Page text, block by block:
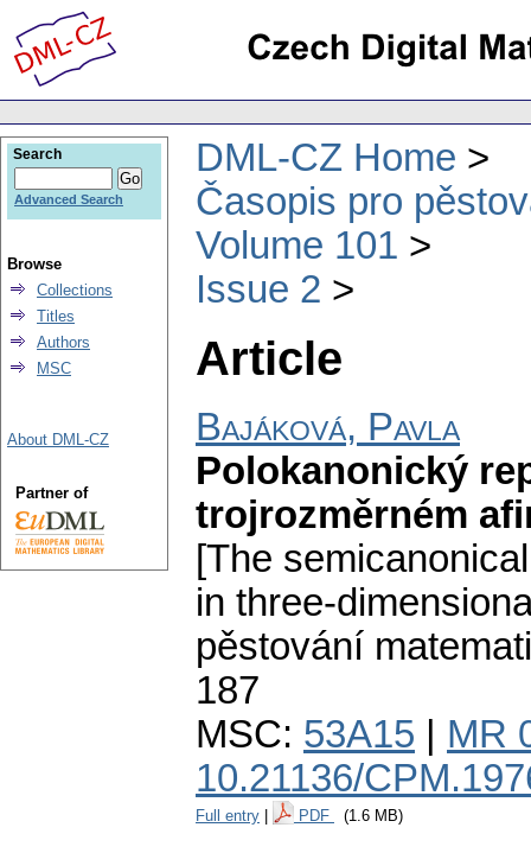
DML-CZ Home
Časopis pro
Volume 101
Issue 2
Article
Bajáková, Pavla
Polokanonický
trojrozměrném
[The
in three-
pěstování
187
MSC: 53A15
MR
10.21136/
Full entry PDF (1.6 MB)
Search
Advanced Search
Browse
Collections
Titles
Authors
MSC
About DML-CZ
Partner of